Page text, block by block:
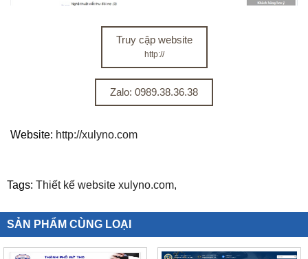
Truy cập website
http://
Zalo: 0989.38.36.38
Website: http://xulyno.com
Tags: Thiết kế website xulyno.com,
SẢN PHẨM CÙNG LOẠI